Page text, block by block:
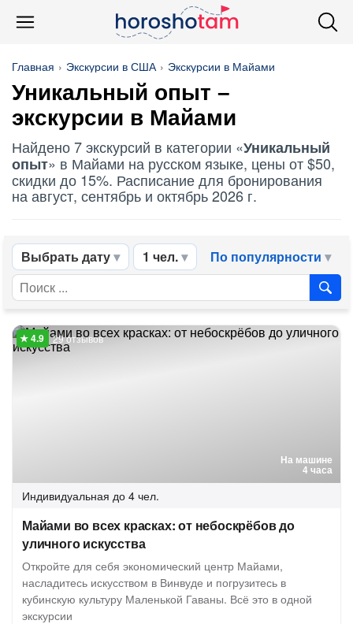
Главная Экскурсии в США Экскурсии в Майами
Уникальный опыт –
экскурсии в Майами
Найдено 7 экскурсий в категории «Уникальный
опыт» в Майами на русском языке, цены от $50,
скидки до 15%. Расписание для бронирования
на август, сентябрь и октябрь 2026 г.
Выбрать дату 1 чел. По популярности
На машине
4 часа
29 отзывов
Индивидуальная до 4 чел.
Майами во всех красках: от небоскрёбов до
уличного искусства
Откройте для себя экономический центр Майами,
насладитесь искусством в Винвуде и погрузитесь в
кубинскую культуру Маленькой Гаваны. Всё это в одной
экскурсии